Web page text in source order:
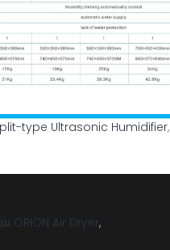
type Ultrasonic Humidifier,
ORION Air Dryer,